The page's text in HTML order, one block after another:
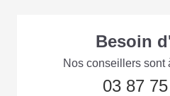
Besoin
Nos conseillers sont
03 87